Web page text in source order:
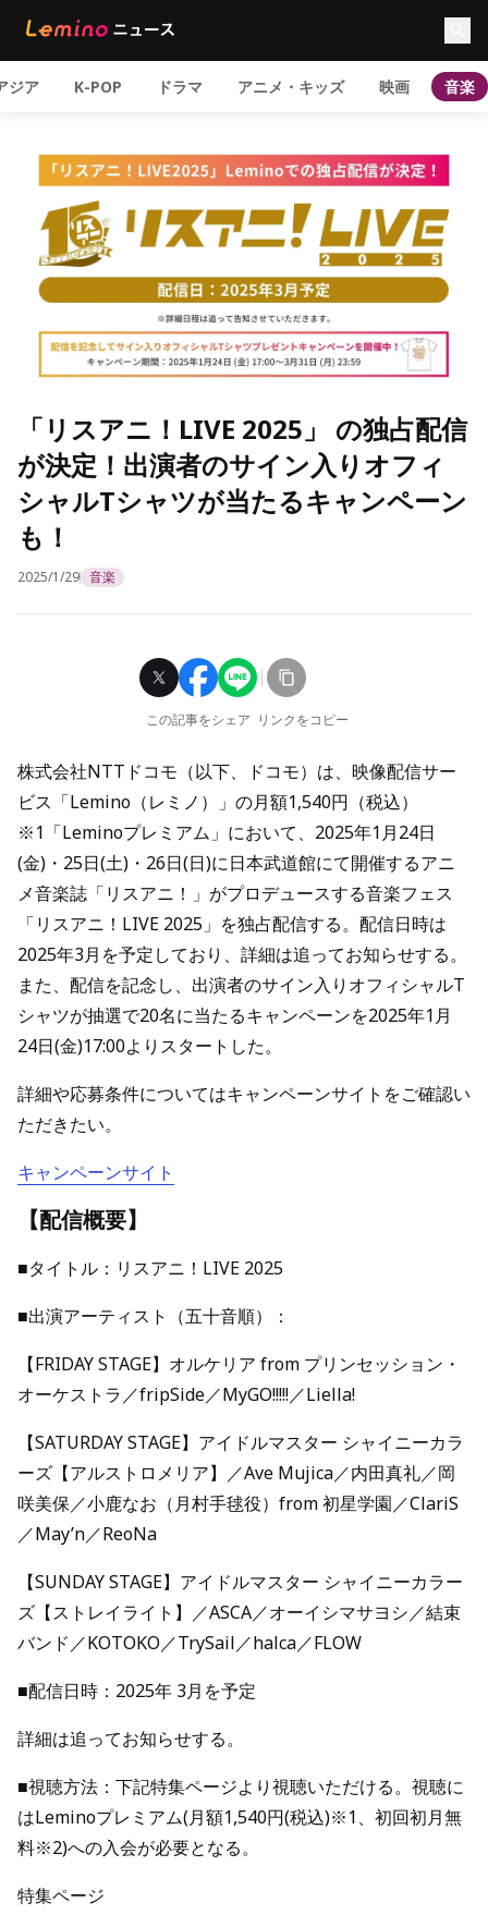
ジア K-POP ドラマ アニメ・キッズ 映画 音楽
「リスアニ！LIVE 2025」 の独占配信
が決定！出演者のサイン入りオフィ
シャルTシャツが当たるキャンペーン
も！
2025/1/29 音楽
この記事をシェア リンクをコピー
株式会社NTTドコモ（以下、ドコモ）は、映像配信サー
ビス「Lemino（レミノ）」の月額1,540円（税込）
※1「Leminoプレミアム」において、2025年1月24日
(金)・25日(土)・26日(日)に日本武道館にて開催するアニ
メ音楽誌「リスアニ！」がプロデュースする音楽フェス
「リスアニ！LIVE 2025」を独占配信する。配信日時は
2025年3月を予定しており、詳細は追ってお知らせする。
また、配信を記念し、出演者のサイン入りオフィシャルT
シャツが抽選で20名に当たるキャンペーンを2025年1月
24日(金)17:00よりスタートした。
詳細や応募条件についてはキャンペーンサイトをご確認い
ただきたい。
キャンペーンサイト
【配信概要】
■タイトル：リスアニ！LIVE 2025
■出演アーティスト（五十音順）：
【FRIDAY STAGE】オルケリア from プリンセッション・
オーケストラ／fripSide／MyGO!!!!!／Liella!
【SATURDAY STAGE】アイドルマスター シャイニーカラ
ーズ【アルストロメリア】／Ave Mujica／内田真礼／岡
咲美保／小鹿なお（月村手毬役）from 初星学園／ClariS
／May’n／ReoNa
【SUNDAY STAGE】アイドルマスター シャイニーカラー
ズ【ストレイライト】／ASCA／オーイシマサヨシ／結束
バンド／KOTOKO／TrySail／halca／FLOW
■配信日時：2025年 3月を予定
詳細は追ってお知らせする。
■視聴方法：下記特集ページより視聴いただける。視聴に
はLeminoプレミアム(月額1,540円(税込)※1、初回初月無
料※2)への入会が必要となる。
特集ページ